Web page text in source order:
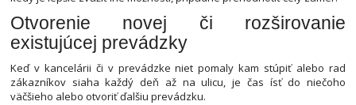
Otvorenie novej či rozširovanie
existujúcej prevádzky
Keď v kancelárii či v prevádzke niet pomaly kam stúpiť alebo rad
zákazníkov siaha každý deň až na ulicu, je čas ísť do niečoho
väčšieho alebo otvoriť ďalšiu prevádzku.